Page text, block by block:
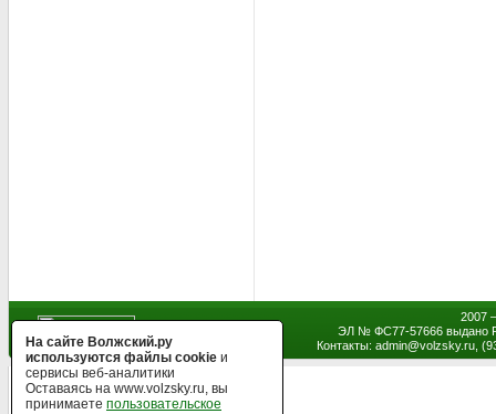
2007
ЭЛ № ФС77-57666 выдано
Контакты: admin@volzsky.ru,
На сайте Волжский.ру
используются файлы cookie и
сервисы веб-аналитики
Оставаясь на www.volzsky.ru, вы
принимаете пользовательское